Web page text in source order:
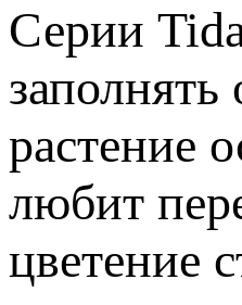
Серии
растение
любит
цветение